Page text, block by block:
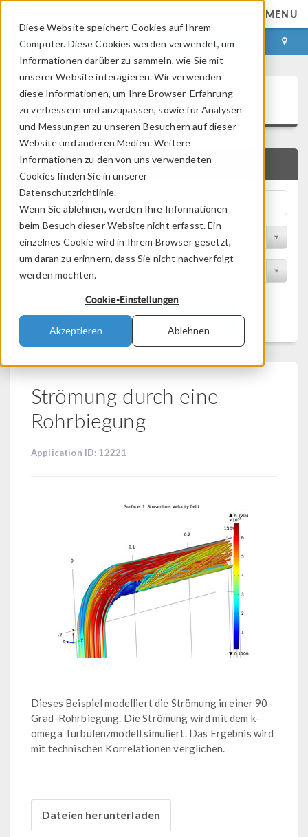
Diese Website speichert Cookies auf Ihrem
Computer. Diese Cookies werden verwendet, um
Informationen darüber zu sammeln, wie Sie mit
unserer Website interagieren. Wir verwenden
diese Informationen, um Ihre Browser-Erfahrung
zu verbessern und anzupassen, sowie für Analysen
und Messungen zu unseren Besuchern auf dieser
Website und anderen Medien. Weitere
Informationen zu den von uns verwendeten
Cookies finden Sie in unserer
Datenschutzrichtlinie.
Wenn Sie ablehnen, werden Ihre Informationen
beim Besuch dieser Website nicht erfasst. Ein
einzelnes Cookie wird in Ihrem Browser gesetzt,
um daran zu erinnern, dass Sie nicht nachverfolgt
werden möchten.
Cookie-Einstellungen
Akzeptieren Ablehnen
MENU
ANMELDEN KONTAKT
Application Gallery
SCHNELLSUCHE
Nach Themenbereich filtern
Nach Produkt filtern
Filtern
Strömung durch eine
Rohrbiegung
Application ID: 12221
Dieses Beispiel modelliert die Strömung in einer 90-
Grad-Rohrbiegung. Die Strömung wird mit dem k-
omega Turbulenzmodell simuliert. Das Ergebnis wird
mit technischen Korrelationen verglichen.
Dateien herunterladen